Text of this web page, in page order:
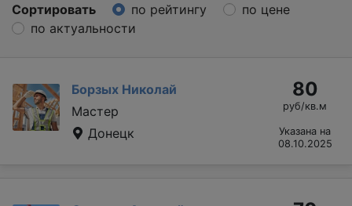
Сортировать по рейтингу
по цене
по актуальности
Борзых Николай
Мастер
Донецк
80
руб/кв.м
Указана на
08.10.2025